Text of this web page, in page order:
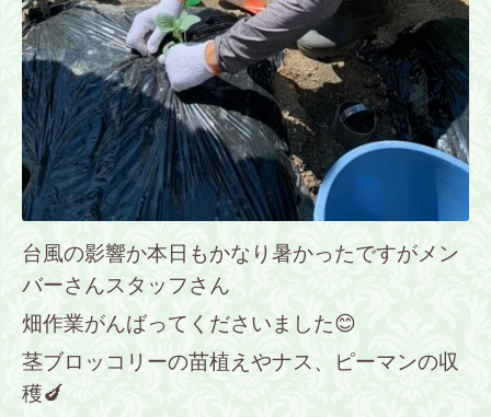
台風の影響か本日もかなり暑かったですがメン
バーさんスタッフさん
畑作業がんばってくださいました😊
茎ブロッコリーの苗植えやナス、ピーマンの収
穫🍆